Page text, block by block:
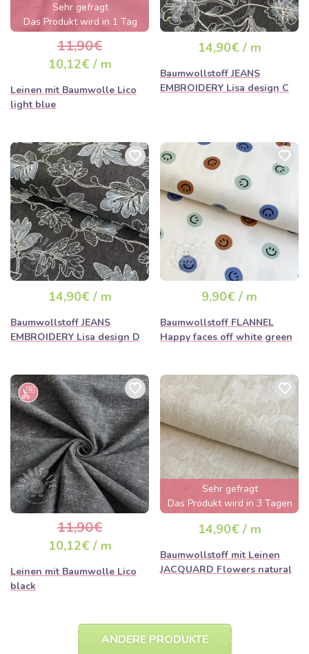
Sehr gefragt
Das Produkt wird in 1 Tag
ausverkauft sein
11,90€
10,12€ / m
Leinen mit Baumwolle Lico
light blue
14,90€ / m
Baumwollstoff JEANS
EMBROIDERY Lisa design C
14,90€ / m
Baumwollstoff JEANS
EMBROIDERY Lisa design D
9,90€ / m
Baumwollstoff FLANNEL
Happy faces off white green
11,90€
10,12€ / m
Leinen mit Baumwolle Lico
black
Sehr gefragt
Das Produkt wird in 3 Tagen
ausverkauft sein
14,90€ / m
Baumwollstoff mit Leinen
JACQUARD Flowers natural
ANDERE PRODUKTE